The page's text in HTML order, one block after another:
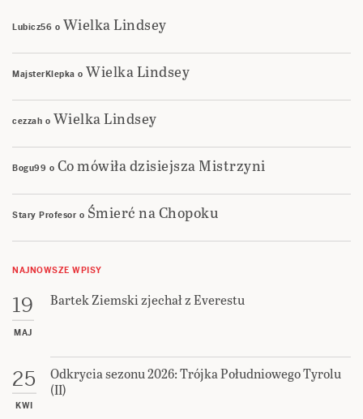
Lubicz56 o Wielka Lindsey
MajsterKlepka o Wielka Lindsey
cezzah o Wielka Lindsey
Bogu99 o Co mówiła dzisiejsza Mistrzyni
Stary Profesor o Śmierć na Chopoku
NAJNOWSZE WPISY
19
MAJ
Bartek Ziemski zjechał z Everestu
25
KWI
Odkrycia sezonu 2026: Trójka Południowego Tyrolu
(II)